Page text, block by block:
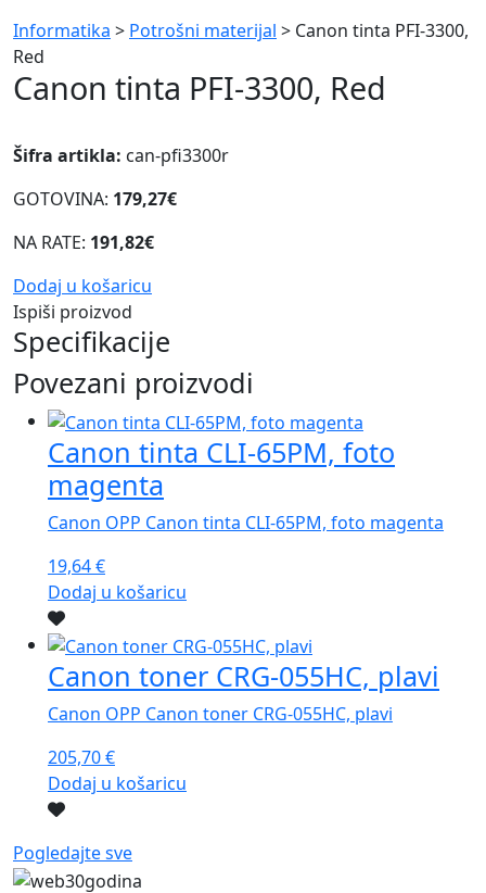
Informatika > Potrošni materijal > Canon tinta PFI-3300,
Red
Canon tinta PFI-3300, Red
Šifra artikla: can-pfi3300r
GOTOVINA: 179,27€
NA RATE: 191,82€
Dodaj u košaricu
Ispiši proizvod
Specifikacije
Povezani proizvodi
Canon tinta CLI-65PM, foto
magenta
Canon OPP Canon tinta CLI-65PM, foto magenta
19,64€
Dodaj u košaricu
Canon toner CRG-055HC, plavi
Canon OPP Canon toner CRG-055HC, plavi
205,70€
Dodaj u košaricu
Pogledajte sve